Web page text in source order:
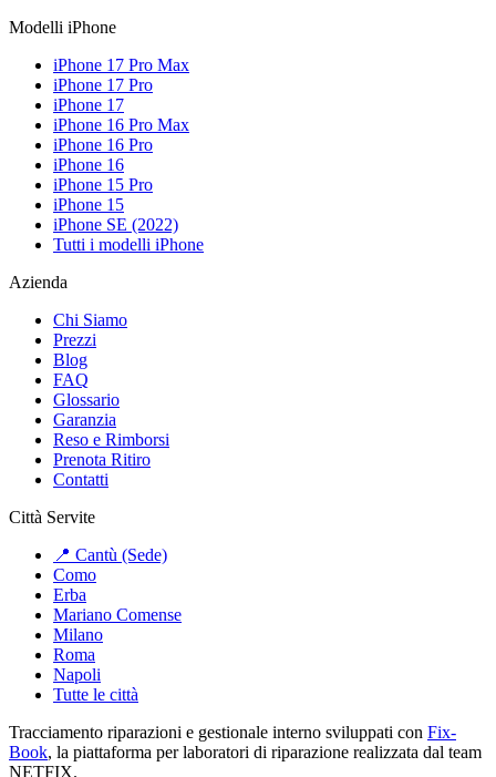
Modelli iPhone
iPhone 17 Pro Max
iPhone 17 Pro
iPhone 17
iPhone 16 Pro Max
iPhone 16 Pro
iPhone 16
iPhone 15 Pro
iPhone 15
iPhone SE (2022)
Tutti i modelli iPhone
Azienda
Chi Siamo
Prezzi
Blog
FAQ
Glossario
Garanzia
Reso e Rimborsi
Prenota Ritiro
Contatti
Città Servite
📍 Cantù (Sede)
Como
Erba
Mariano Comense
Milano
Roma
Napoli
Tutte le città
Tracciamento riparazioni e gestionale interno sviluppati con Fix-
Book, la piattaforma per laboratori di riparazione realizzata dal team
NETFIX.